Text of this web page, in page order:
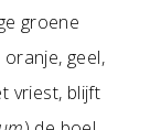
groene
geel,
vriest, blijft